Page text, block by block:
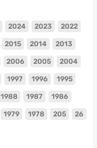
2024 2023 2022
2015 2014 2013
2006 2005 2004
1997 1996 1995
1988 1987 1986
1979 1978 205 26